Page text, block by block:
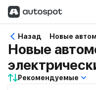
Назад
Новые
Рекомендуемые